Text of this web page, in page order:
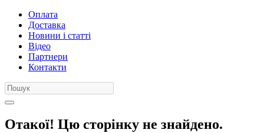
Оплата
Доставка
Новини і статті
Відео
Партнери
Контакти
Отакої! Цю сторінку не знайдено.